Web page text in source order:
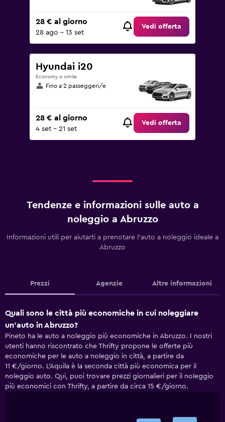
28 € al giorno
28 ago - 13 set
Vedi offerta
Hyundai i20
Economy o simile
Fino a 2 passeggeri/e
28 € al giorno
4 set - 21 set
Vedi offerta
Tendenze e informazioni sulle auto a
noleggio a Abruzzo
Informazioni utili per aiutarti a prenotare l'auto a noleggio ideale a
Abruzzo
Prezzi Agenzie Altre informazioni
Quali sono le città più economiche in cui noleggiare
un'auto in Abruzzo?
Pineto ha le auto a noleggio più economiche in Abruzzo. I nostri
utenti hanno riscontrato che Thrifty propone le offerte più
economiche per le auto a noleggio in città, a partire da
11 €/giorno. L'Aquila è la seconda città più economica per il
noleggio auto. Qui, puoi trovare prezzi giornalieri per il noleggio
più economici con Thrifty, a partire da circa 15 €/giorno.